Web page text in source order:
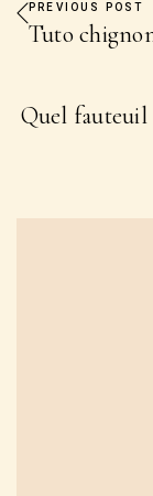
PREVIOUS POST
Tuto
Quel fauteuil